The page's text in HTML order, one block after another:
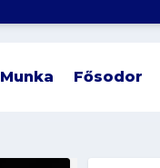
Munka Fősodor